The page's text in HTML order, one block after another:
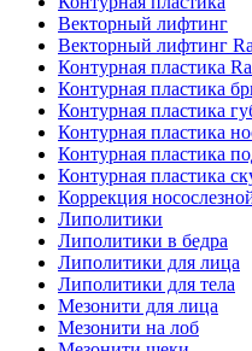
Векторный лифтинг
Векторный лифтинг
Контурная пластика
Контурная пластика
Контурная пластика
Контурная пластика
Контурная пластика
Контурная пластика
Коррекция
Липолитики
Липолитики в бедра
Липолитики для лица
Липолитики для тела
Мезонити для лица
Мезонити на лоб